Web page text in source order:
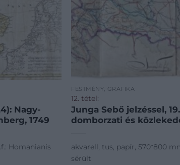
Nagy-
1749
Homanianis
FESTMÉNY, GRAFIKA
12. tétel:
Junga Sebő jelzéssel,
domborzati és
akvarell, tus, papír, 570*800
sérült